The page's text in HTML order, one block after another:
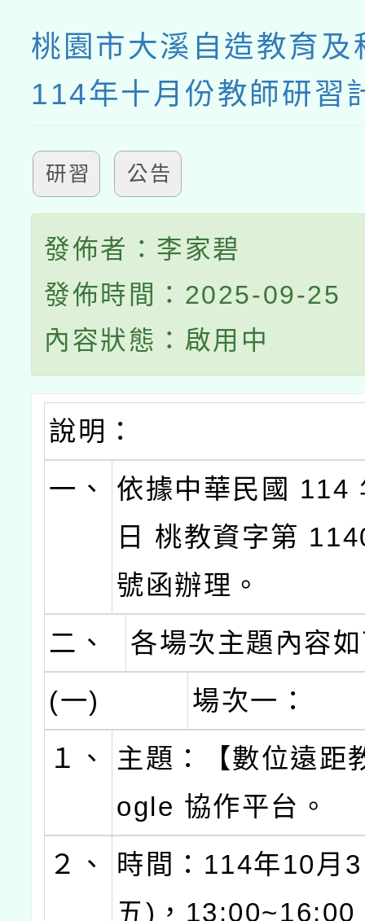
桃園市大溪自造教育及
114年十月份教師研習
研習 公告
發佈者：李家碧
發佈時間：2025-09-25
內容狀態：啟用中
說明：
一、
依據中華民國 114
日 桃教資字第
號函辦理。
二、
各場次主題內容
(一)
場次一：
１、
主題：【數位遠距
ogle 協作平台。
２、
時間：114年10月
五)，13:00~16:00